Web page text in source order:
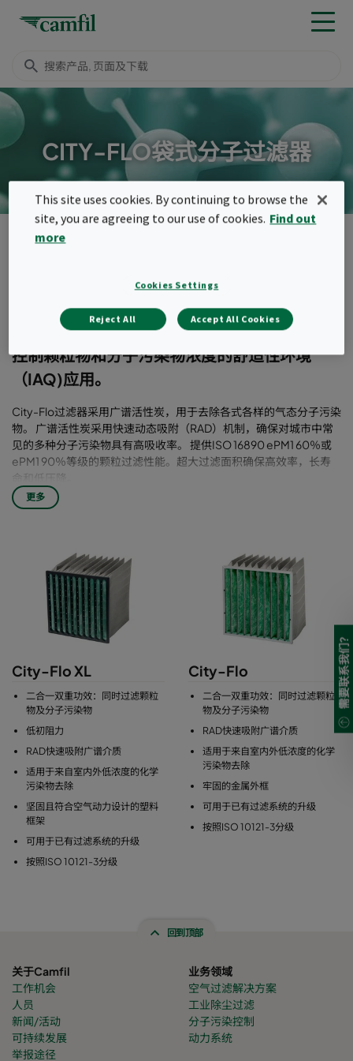
CITY-FLO袋式分子过滤器
City-Flo非常适用于需要使用单个过滤器同时
控制颗粒物和分子污染物浓度的舒适性环境
（IAQ)应用。
City-Flo过滤器采用广谱活性炭，用于去除各式各样的气态分子污染
物。 广谱活性炭采用快速动态吸附（RAD）机制，确保对城市中常
见的多种分子污染物具有高吸收率。 提供ISO 16890 ePM1 60％或
ePM1 90％等级的颗粒过滤性能。超大过滤面积确保高效率，长寿
命和低压降。
更多
City-Flo XL
二合一双重功效：同时过滤颗粒
物及分子污染物
低初阻力
RAD快速吸附广谱介质
适用于来自室内外低浓度的化学
污染物去除
坚固且符合空气动力设计的塑料
框架
可用于已有过滤系统的升级
按照ISO 10121-3分级
City-Flo
二合一双重功效：同时过滤颗粒
物及分子污染物
RAD快速吸附广谱介质
适用于来自室内外低浓度的化学
污染物去除
牢固的金属外框
可用于已有过滤系统的升级
按照ISO 10121-3分级
回到顶部
关于Camfil
工作机会
人员
新闻/活动
可持续发展
举报途径
业务领域
空气过滤解决方案
工业除尘过滤
分子污染控制
动力系统
需要联系我们?
This site uses cookies. By continuing to browse the
site, you are agreeing to our use of cookies. Find out
more
Cookies Settings
Reject All Accept All Cookies